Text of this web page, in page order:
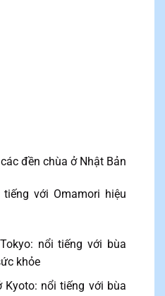
đền chùa ở Nhật Bản
với Omamori hiệu
nổi tiếng với bùa
khỏe
Kyoto: nổi tiếng với bùa